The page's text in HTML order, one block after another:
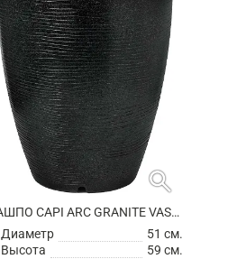
search
КАШПО CAPI ARC GRANITE VASE ELEGANT BLACK
Диаметр
51 см.
Высота
59 см.